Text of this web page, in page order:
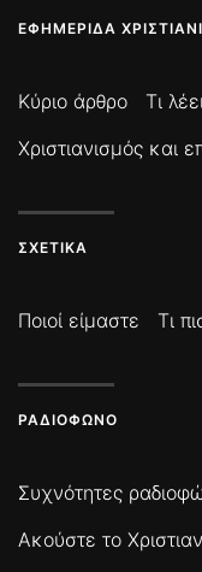
ΕΦΗΜΕΡΊΔΑ
Κύριο άρθρο Τι
Χριστιανισμός και
ΣΧΕΤΙΚΆ
Ποιοί είμαστε Τι
ΡΑΔΙΌΦΩΝΟ
Συχνότητες
Ακούστε το